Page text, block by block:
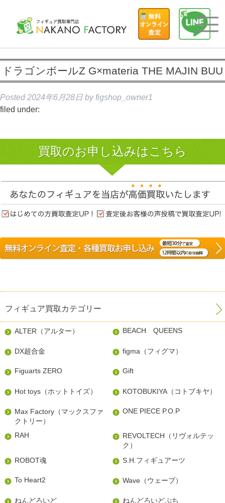
ドラゴンボールZ G×materia THE MAJIN BUU
Posted 2024年6月28日 by figshop_owner1
filed under:
買取のお申し込みはこちら
フィギュア買取カテゴリー
ALTER（アルター） BEACH QUEENS
DX超合金 figma（フィグマ）
Figuarts ZERO Gift
Hot toys（ホットトイズ） KOTOBUKIYA（コトブキヤ）
Max Factory（マックスファ
クトリー）
ONE PIECE P.O.P
RAH
REVOLTECH（リヴォルテッ
ク）
ROBOT魂
S.H.フィギュアーツ
To Heart2 Wave（ウェーブ）
ねんどろいど ねんどろいどぷち